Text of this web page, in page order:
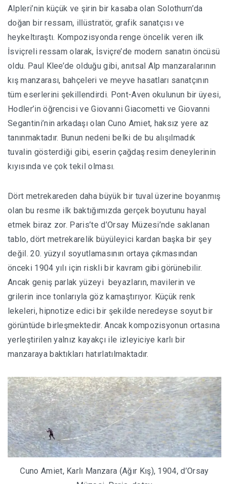
Alpleri’nin küçük ve şirin bir kasaba olan Solothurn’da
doğan bir ressam, illüstratör, grafik sanatçısı ve
heykeltıraştı. Kompozisyonda renge öncelik veren ilk
İsviçreli ressam olarak, İsviçre’de modern sanatın öncüsü
oldu. Paul Klee’de olduğu gibi, anıtsal Alp manzaralarının
kış manzarası, bahçeleri ve meyve hasatları sanatçının
tüm eserlerini şekillendirdi. Pont-Aven okulunun bir üyesi,
Hodler’in öğrencisi ve Giovanni Giacometti ve Giovanni
Segantini’nin arkadaşı olan Cuno Amiet, haksız yere az
tanınmaktadır. Bunun nedeni belki de bu alışılmadık
tuvalin gösterdiği gibi, eserin çağdaş resim deneylerinin
kıyısında ve çok tekil olması.
Dört metrekareden daha büyük bir tuval üzerine boyanmış
olan bu resme ilk baktığımızda gerçek boyutunu hayal
etmek biraz zor. Paris’te d’Orsay Müzesi’nde saklanan
tablo, dört metrekarelik büyüleyici kardan başka bir şey
değil. 20. yüzyıl soyutlamasının ortaya çıkmasından
önceki 1904 yılı için riskli bir kavram gibi görünebilir.
Ancak geniş parlak yüzeyi beyazların, mavilerin ve
grilerin ince tonlarıyla göz kamaştırıyor. Küçük renk
lekeleri, hipnotize edici bir şekilde neredeyse soyut bir
görüntüde birleşmektedir. Ancak kompozisyonun ortasına
yerleştirilen yalnız kayakçı ile izleyiciye karlı bir
manzaraya baktıkları hatırlatılmaktadır.
Cuno Amiet, Karlı Manzara (Ağır Kış), 1904, d’Orsay